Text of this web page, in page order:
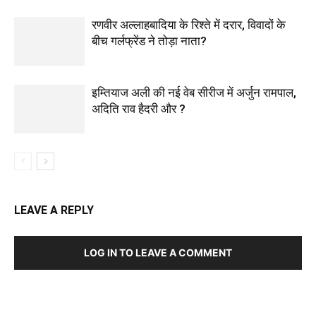
रणवीर अल्लाहबादिया के रिश्ते में दरार, विवादों के
बीच गर्लफ्रेंड ने तोड़ा नाता?
इम्तियाज अली की नई वेब सीरीज में अर्जुन रामपाल,
अदिति राव हैदरी और ?
LEAVE A REPLY
LOG IN TO LEAVE A COMMENT